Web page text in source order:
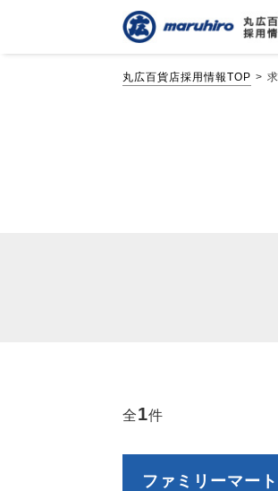
丸広百貨店採用情報TOP
全1件
ファミリーマー